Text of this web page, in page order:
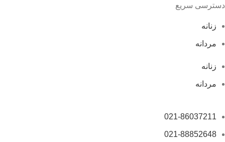
دسترسی سریع
زنانه
مردانه
زنانه
مردانه
021-86037211
021-88852648